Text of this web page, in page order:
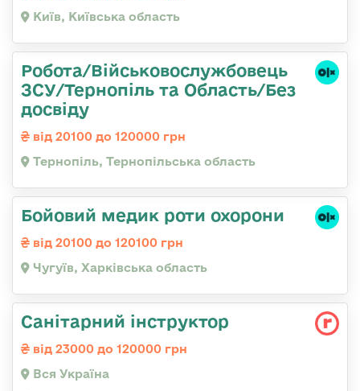
Київ, Київська область
Робота/Військовослужбовець
ЗСУ/Тернопіль та Область/Без
досвіду
від 20100 до 120000 грн
Тернопіль, Тернопільська область
Бойовий медик роти охорони
від 20100 до 120100 грн
Чугуїв, Харківська область
Санітарний інструктор
від 23000 до 120000 грн
Вся Україна